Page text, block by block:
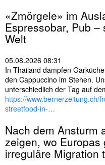
«Zmörgele» im
Espressobar, Pub
Welt
05.08.2026 08:31
In Thailand dampfen
den Cappuccino im Stehen.
unterschiedlich der Tag auf
https://www.bernerzeitung.ch/
streetfood-in-…
Nach dem Ansturm
zeigen, wo
irreguläre Migration